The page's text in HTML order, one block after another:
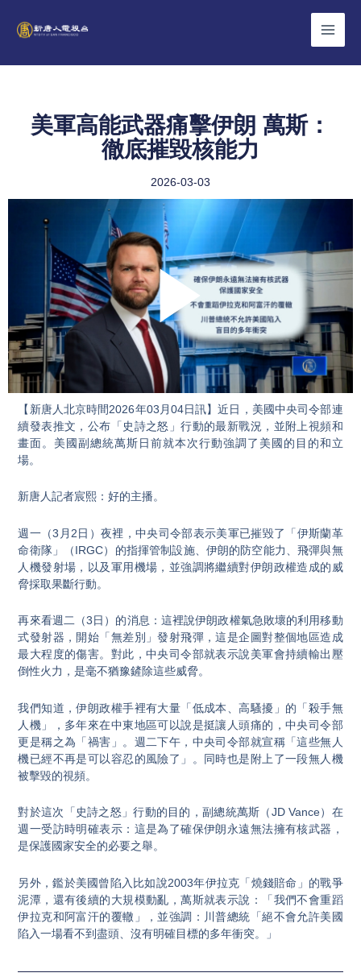
美軍高能武器痛擊伊朗 萬斯：
徹底摧毀核能力
2026-03-03
Play
【新唐人北京時間2026年03月04日訊】近日，美國中央司令部連
續發表推文，公布「史詩之怒」行動的最新戰況，並附上視頻和
畫面。美國副總統萬斯日前就本次行動強調了美國的目的和立
場。
新唐人記者宸熙：好的主播。
週一（3月2日）夜裡，中央司令部表示美軍已摧毀了「伊斯蘭革
命衛隊」（IRGC）的指揮管制設施、伊朗的防空能力、飛彈與無
人機發射場，以及軍用機場，並強調將繼續對伊朗政權造成的威
脅採取果斷行動。
再來看週二（3日）的消息：這裡說伊朗政權氣急敗壞的利用移動
式發射器，開始「無差別」發射飛彈，這是企圖對整個地區造成
最大程度的傷害。對此，中央司令部就表示說美軍會持續輸出壓
倒性火力，是毫不猶豫鏟除這些威脅。
我們知道，伊朗政權手裡有大量「低成本、高騷擾」的「殺手無
人機」，多年來在中東地區可以說是挺讓人頭痛的，中央司令部
更是稱之為「禍害」。週二下午，中央司令部就宣稱「這些無人
機已經不再是可以容忍的風險了」。同時也是附上了一段無人機
被擊毀的視頻。
對於這次「史詩之怒」行動的目的，副總統萬斯（JD Vance）在
週一受訪時明確表示：這是為了確保伊朗永遠無法擁有核武器，
是保護國家安全的必要之舉。
另外，鑑於美國曾陷入比如說2003年伊拉克「燒錢賠命」的戰爭
泥潭，還有後續的大規模動亂，萬斯就表示說：「我們不會重蹈
伊拉克和阿富汗的覆轍」，並強調：川普總統「絕不會允許美國
陷入一場看不到盡頭、沒有明確目標的多年衝突。」